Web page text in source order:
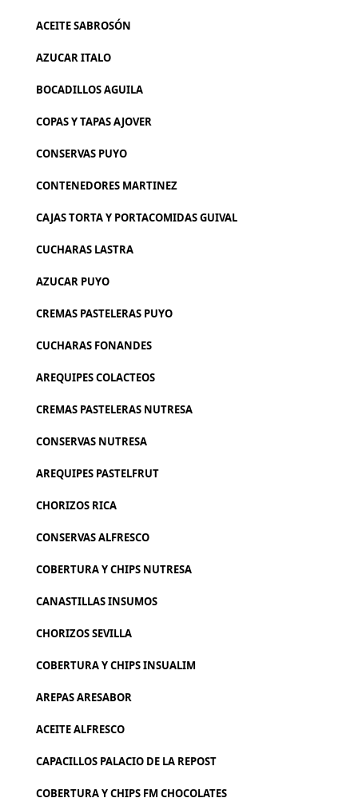
ACEITE SABROSÓN
AZUCAR ITALO
BOCADILLOS AGUILA
COPAS Y TAPAS AJOVER
CONSERVAS PUYO
CONTENEDORES MARTINEZ
CAJAS TORTA Y PORTACOMIDAS GUIVAL
CUCHARAS LASTRA
AZUCAR PUYO
CREMAS PASTELERAS PUYO
CUCHARAS FONANDES
AREQUIPES COLACTEOS
CREMAS PASTELERAS NUTRESA
CONSERVAS NUTRESA
AREQUIPES PASTELFRUT
CHORIZOS RICA
CONSERVAS ALFRESCO
COBERTURA Y CHIPS NUTRESA
CANASTILLAS INSUMOS
CHORIZOS SEVILLA
COBERTURA Y CHIPS INSUALIM
AREPAS ARESABOR
ACEITE ALFRESCO
CAPACILLOS PALACIO DE LA REPOST
COBERTURA Y CHIPS FM CHOCOLATES